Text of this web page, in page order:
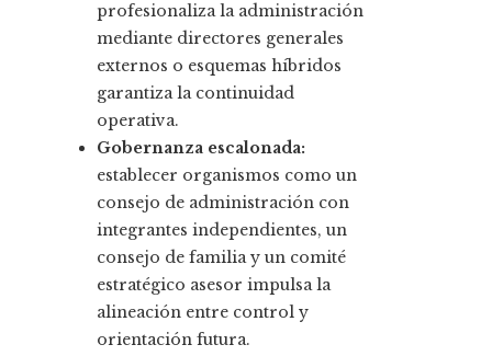
profesionaliza la administración
mediante directores generales
externos o esquemas híbridos
garantiza la continuidad
operativa.
Gobernanza escalonada:
establecer organismos como un
consejo de administración con
integrantes independientes, un
consejo de familia y un comité
estratégico asesor impulsa la
alineación entre control y
orientación futura.